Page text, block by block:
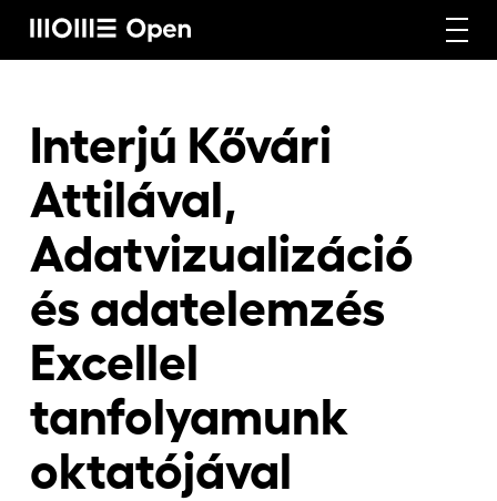
Képzéseink
Vállalati képzéseink
Craft képzéseink
Hírek
Interjú Kővári
Attilával,
Adatvizualizáció
és adatelemzés
Excellel
tanfolyamunk
oktatójával